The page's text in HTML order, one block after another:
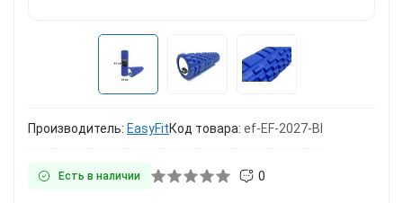
Производитель: EasyFitКод товара: ef-EF-2027-Bl
Есть в наличии 0